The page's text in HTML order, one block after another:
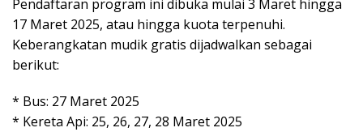
Pendaftaran program ini dibuka mulai 3 Maret hingga
17 Maret 2025, atau hingga kuota terpenuhi.
Keberangkatan mudik gratis dijadwalkan sebagai
berikut:
* Bus: 27 Maret 2025
* Kereta Api: 25, 26, 27, 28 Maret 2025